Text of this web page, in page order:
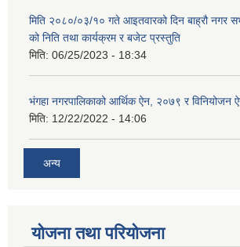
मिति २०८०/०३/१० गते आइतवारको दिन बाह्रौ नगर
को निति तथा कार्यक्रम र बजेट प्रस्तुति
मिति: 06/25/2023 - 18:34
भंगहा नगरपालिकाको आर्थिक ऐन, २०७९ र विनियोजन
मिति: 12/22/2022 - 14:06
अन्य
योजना तथा परियोजना